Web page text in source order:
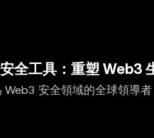
全工具：重塑 Web3
安全領域的全球領導
安全服務與工具，CertiK